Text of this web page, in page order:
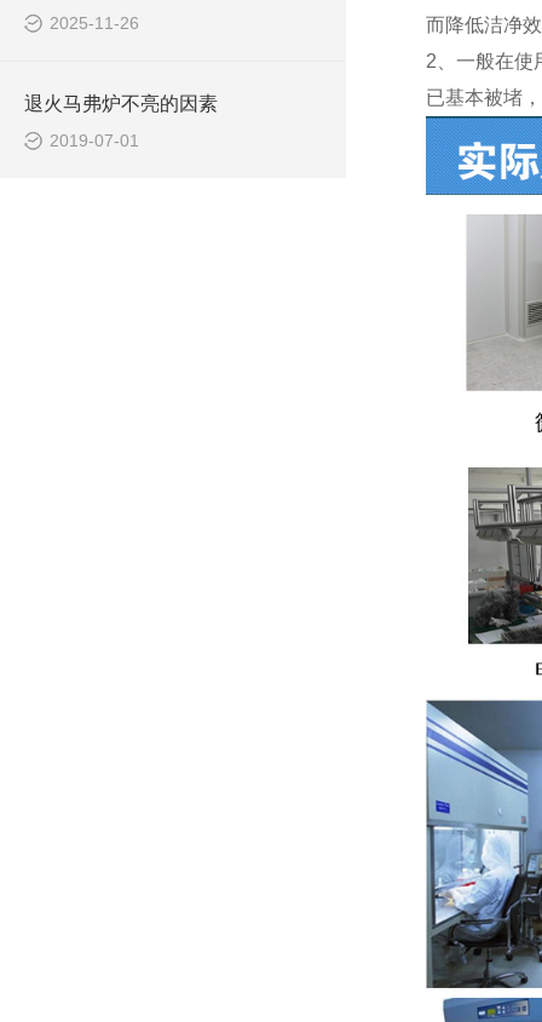
2025-11-26
退火马弗炉不亮的因素
2019-07-01
而降低洁净
2、一般在使
已基本被堵